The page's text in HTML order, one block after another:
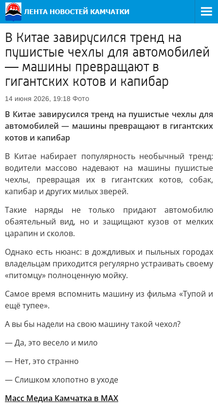
В Китае завирусился тренд на
пушистые чехлы для автомобилей
— машины превращают в
гигантских котов и капибар
14 июня 2026, 19:18 Фото
В Китае завирусился тренд на пушистые чехлы для
автомобилей — машины превращают в гигантских
котов и капибар
В Китае набирает популярность необычный тренд:
водители массово надевают на машины пушистые
чехлы, превращая их в гигантских котов, собак,
капибар и других милых зверей.
Такие наряды не только придают автомобилю
обаятельный вид, но и защищают кузов от мелких
царапин и сколов.
Однако есть нюанс: в дождливых и пыльных городах
владельцам приходится регулярно устраивать своему
«питомцу» полноценную мойку.
Самое время вспомнить машину из фильма «Тупой и
ещё тупее».
А вы бы надели на свою машину такой чехол?
— Да, это весело и мило
— Нет, это странно
— Слишком хлопотно в уходе
Масс Медиа Камчатка в MAX